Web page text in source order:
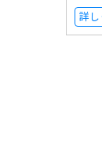
詳し